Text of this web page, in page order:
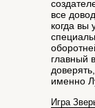
все
когда вы
главный
именно
Игра